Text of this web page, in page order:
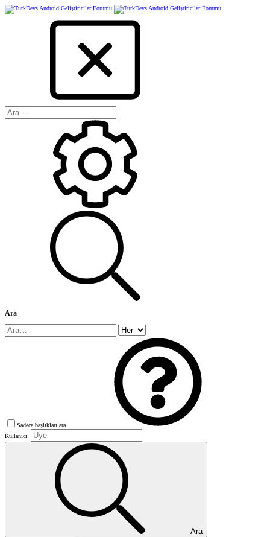
Ara
Sadece başlıkları ara
Kullanıcı:
Ara